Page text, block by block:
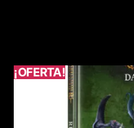
¡OFERTA!